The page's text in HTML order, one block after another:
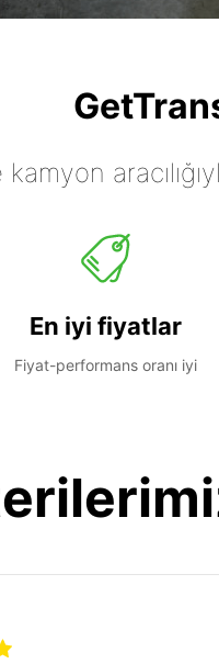
En iyi fiyatlar
Fiyat-performans oranı iyi